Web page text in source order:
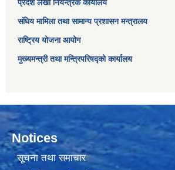
प्रदेश लेखा नियन्त्रक कार्यालय
संघिय मामिला तथा सामान्य प्रशासन मन्त्रालय
राष्ट्रिय योजना आयोग
मुख्यमन्त्री तथा मन्त्रिपरिषद्को कार्यालय
Notices
सूचना तथा समाचार